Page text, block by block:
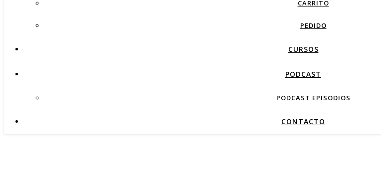
CARRITO
PEDIDO
CURSOS
PODCAST
PODCAST EPISODIOS
CONTACTO